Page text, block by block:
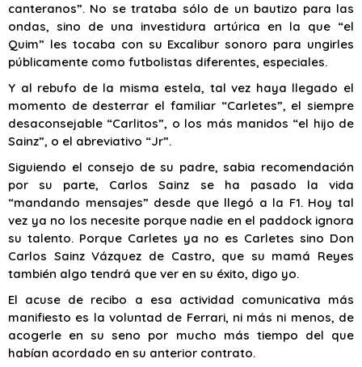
canteranos”. No se trataba sólo de un bautizo para las
ondas, sino de una investidura artúrica en la que “el
Quim” les tocaba con su Excalibur sonoro para ungirles
públicamente como futbolistas diferentes, especiales.
Y al rebufo de la misma estela, tal vez haya llegado el
momento de desterrar el familiar “Carletes”, el siempre
desaconsejable “Carlitos”, o los más manidos “el hijo de
Sainz”, o el abreviativo “Jr”.
Siguiendo el consejo de su padre, sabia recomendación
por su parte, Carlos Sainz se ha pasado la vida
“mandando mensajes” desde que llegó a la F1. Hoy tal
vez ya no los necesite porque nadie en el paddock ignora
su talento. Porque Carletes ya no es Carletes sino Don
Carlos Sainz Vázquez de Castro, que su mamá Reyes
también algo tendrá que ver en su éxito, digo yo.
El acuse de recibo a esa actividad comunicativa más
manifiesto es la voluntad de Ferrari, ni más ni menos, de
acogerle en su seno por mucho más tiempo del que
habían acordado en su anterior contrato.